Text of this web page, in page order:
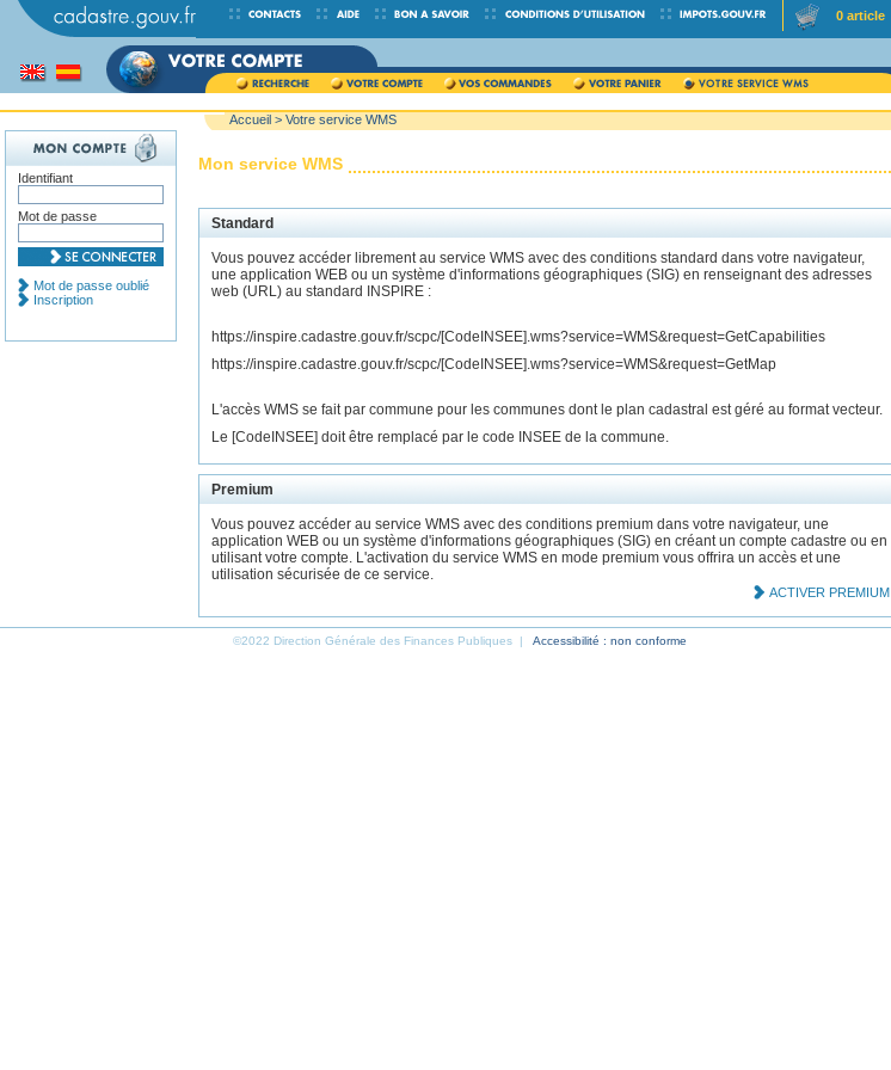
Accueil > Votre service WMS
Mon service WMS
Standard
Vous pouvez accéder librement au service WMS avec des conditions standard dans votre navigateur,
une application WEB ou un système d'informations géographiques (SIG) en renseignant des adresses
web (URL) au standard INSPIRE :
https://inspire.cadastre.gouv.fr/scpc/[CodeINSEE].wms?service=WMS&request=GetCapabilities
https://inspire.cadastre.gouv.fr/scpc/[CodeINSEE].wms?service=WMS&request=GetMap
L'accès WMS se fait par commune pour les communes dont le plan cadastral est géré au format vecteur.
Le [CodeINSEE] doit être remplacé par le code INSEE de la commune.
Premium
Vous pouvez accéder au service WMS avec des conditions premium dans votre navigateur, une
application WEB ou un système d'informations géographiques (SIG) en créant un compte cadastre ou en
utilisant votre compte. L'activation du service WMS en mode premium vous offrira un accès et une
utilisation sécurisée de ce service.
ACTIVER PREMIUM
0 article
Identifiant
Mot de passe
Mot de passe oublié
Inscription
©2022 Direction Générale des Finances Publiques | Accessibilité : non conforme